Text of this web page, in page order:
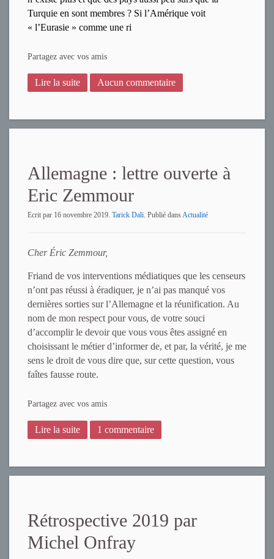
Turquie en sont membres ? Si l’Amérique voit
« l’Eurasie » comme une ri
Partagez avec vos amis
Lire la suite Aucun commentaire
Allemagne : lettre ouverte à
Eric Zemmour
Ecrit par 16 novembre 2019. Tarick Dali. Publié dansActualité
Cher Éric Zemmour,
Friand de vos interventions médiatiques que les censeurs
n’ont pas réussi à éradiquer, je n’ai pas manqué vos
dernières sorties sur l’Allemagne et la réunification. Au
nom de mon respect pour vous, de votre souci
d’accomplir le devoir que vous vous êtes assigné en
choisissant le métier d’informer de, et par, la vérité, je me
sens le droit de vous dire que, sur cette question, vous
faîtes fausse route.
Partagez avec vos amis
Lire la suite 1 commentaire
Rétrospective 2019 par
Michel Onfray